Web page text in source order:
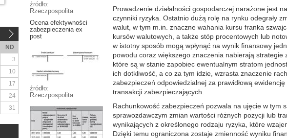
źródło:
Rzeczpospolita
Ocena efektywności
zabezpieczenia ex
post
źródło:
Rzeczpospolita
Prowadzenie działalności gospodarczej narażone jest
czynniki ryzyka. Ostatnio dużą rolę na rynku odegrały
walut, w tym m.in. znaczne wahania kursu franka
kursów walutowych, a także stóp procentowych lub
w istotny sposób mogą wpłynąć na wynik finansowy
powodu coraz większego znaczenia nabierają strategie
które są w stanie zapobiec ewentualnym stratom
ich dotkliwość, a co za tym idzie, wzrasta znaczenie
zabezpieczeń odpowiedzialnej za prawidłową
transakcji zabezpieczających.
Rachunkowość zabezpieczeń pozwala na ujęcie w tym
sprawozdawczym zmian wartości różnych pozycji lub
wynikających z określonego rodzaju ryzyka, które
Dzięki temu ograniczona zostaje zmienność wyniku
ND
3
10
17
24
31